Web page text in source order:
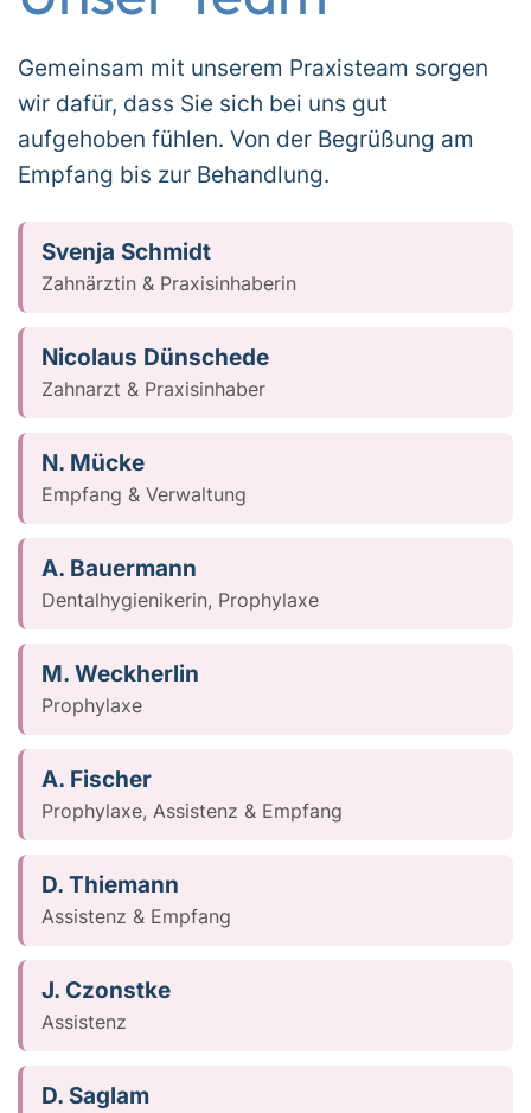
Gemeinsam mit unserem Praxisteam sorgen
wir dafür, dass Sie sich bei uns gut
aufgehoben fühlen. Von der Begrüßung am
Empfang bis zur Behandlung.
Svenja Schmidt
Zahnärztin & Praxisinhaberin
Nicolaus Dünschede
Zahnarzt & Praxisinhaber
N. Mücke
Empfang & Verwaltung
A. Bauermann
Dentalhygienikerin, Prophylaxe
M. Weckherlin
Prophylaxe
A. Fischer
Prophylaxe, Assistenz & Empfang
D. Thiemann
Assistenz & Empfang
J. Czonstke
Assistenz
D. Saglam